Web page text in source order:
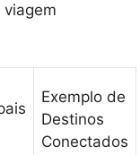
Exemplo de
Destinos
Conectados